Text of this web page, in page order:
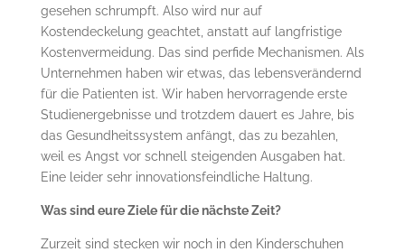
gesehen schrumpft. Also wird nur auf
Kostendeckelung geachtet, anstatt auf langfristige
Kostenvermeidung. Das sind perfide Mechanismen. Als
Unternehmen haben wir etwas, das lebensverändernd
für die Patienten ist. Wir haben hervorragende erste
Studienergebnisse und trotzdem dauert es Jahre, bis
das Gesundheitssystem anfängt, das zu bezahlen,
weil es Angst vor schnell steigenden Ausgaben hat.
Eine leider sehr innovationsfeindliche Haltung.
Was sind eure Ziele für die nächste Zeit?
Zurzeit sind stecken wir noch in den Kinderschuhen